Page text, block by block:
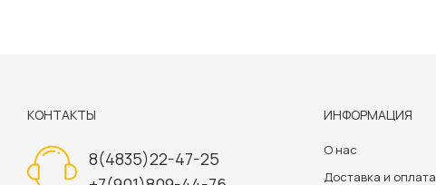
КОНТАКТЫ
8(4835)22-47-25
ИНФОРМАЦИЯ
О нас
Доставка и оплата